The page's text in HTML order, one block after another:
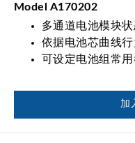
Model A170202
多通道电池模块
依据电池芯曲线
可设定电池组常
加